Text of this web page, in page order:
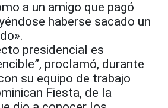
a un amigo que pagó
haberse sacado un
presidencial es
proclamó, durante
su equipo de trabajo
Fiesta, de la